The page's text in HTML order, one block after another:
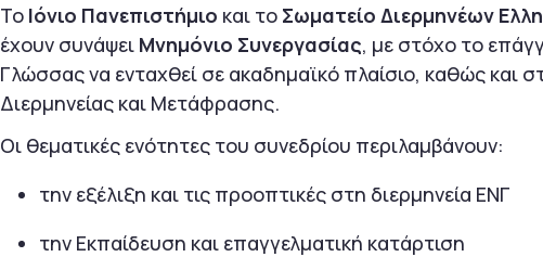
Το Ιόνιο Πανεπιστήμιο και το Σωματείο Διερμηνέων
έχουν συνάψει Μνημόνιο Συνεργασίας, με στόχο το
Γλώσσας να ενταχθεί σε ακαδημαϊκό πλαίσιο, καθώς και
Διερμηνείας και Μετάφρασης.
Οι θεματικές ενότητες του συνεδρίου περιλαμβάνουν:
την εξέλιξη και τις προοπτικές στη διερμηνεία ΕΝΓ
την Εκπαίδευση και επαγγελματική κατάρτιση